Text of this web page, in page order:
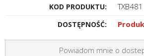
KOD PRODUKTU: TXB481
DOSTĘPNOŚĆ:
Powiadom mnie o